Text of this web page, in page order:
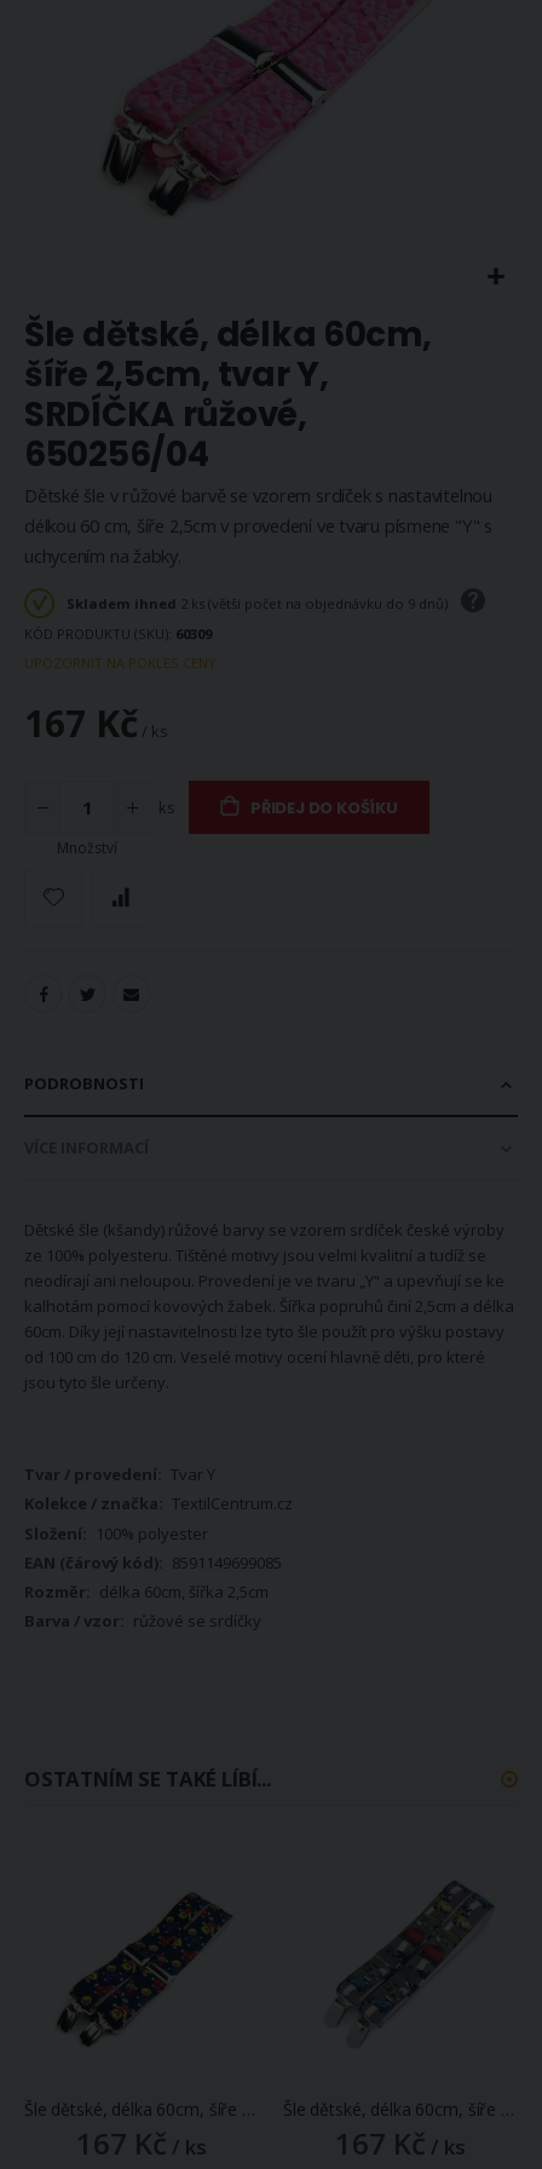
na
začátek
galerie
s
obrázky
Šle dětské, délka 60cm,
šíře 2,5cm, tvar Y,
SRDÍČKA růžové,
650256/04
Dětské šle v růžové barvě se vzorem srdíček s nastavitelnou
délkou 60 cm, šíře 2,5cm v provedení ve tvaru písmene "Y" s
uchycením na žabky.
Skladem ihned 2 ks (větší počet na objednávku do 9 dnů)
KÓD PRODUKTU (SKU) 60309
UPOZORNIT NA POKLES CENY
167 Kč / ks
Množství
ks PŘIDEJ DO KOŠÍKU
PODROBNOSTI
Dětské šle (kšandy) růžové barvy se vzorem srdíček české výroby
ze 100% polyesteru. Tištěné motivy jsou velmi kvalitní a tudíž se
neodírají ani neloupou. Provedení je ve tvaru „Y“ a upevňují se ke
kalhotám pomocí kovových žabek. Šířka popruhů činí 2,5cm a délka
60cm. Díky její nastavitelnosti lze tyto šle použít pro výšku postavy
od 100 cm do 120 cm. Veselé motivy ocení hlavně děti, pro které
jsou tyto šle určeny.
Více
informací
Tvar Y
TextilCentrum.cz
100% polyester
8591149699085
délka 60cm, šířka 2,5cm
růžové se srdíčky
OSTATNÍM SE TAKÉ LÍBÍ...
Šle dětské, délka 60cm, šíře 2,5cm, tvar Y, MEDVÍDCI tmavě modré, 650256/14
167 Kč / ks
Šle dětské, délka 60cm, šíře 2,5cm, tvar Y, AUTA šedé, 650256/27
167 Kč / ks